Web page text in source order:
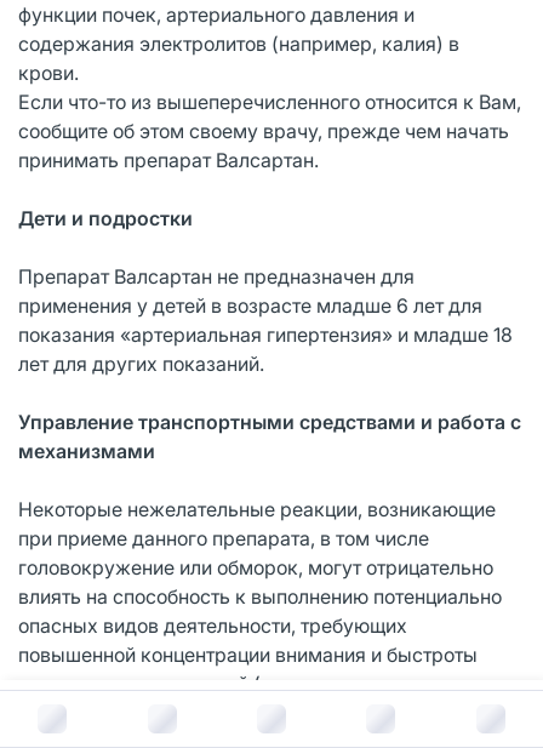
В корзину за
функции почек, артериального давления и
содержания электролитов (например, калия) в
крови.
Если что-то из вышеперечисленного относится к Вам,
сообщите об этом своему врачу, прежде чем начать
принимать препарат Валсартан.
Дети и подростки
Препарат Валсартан не предназначен для
применения у детей в возрасте младше 6 лет для
показания «артериальная гипертензия» и младше 18
лет для других показаний.
Управление транспортными средствами и работа с
механизмами
Некоторые нежелательные реакции, возникающие
при приеме данного препарата, в том числе
головокружение или обморок, могут отрицательно
влиять на способность к выполнению потенциально
опасных видов деятельности, требующих
повышенной концентрации внимания и быстроты
психомоторных реакций (управление транспортными
средствами, работа с механизмами). Если Вы
принимаете препарат Валсартан, Вам следует